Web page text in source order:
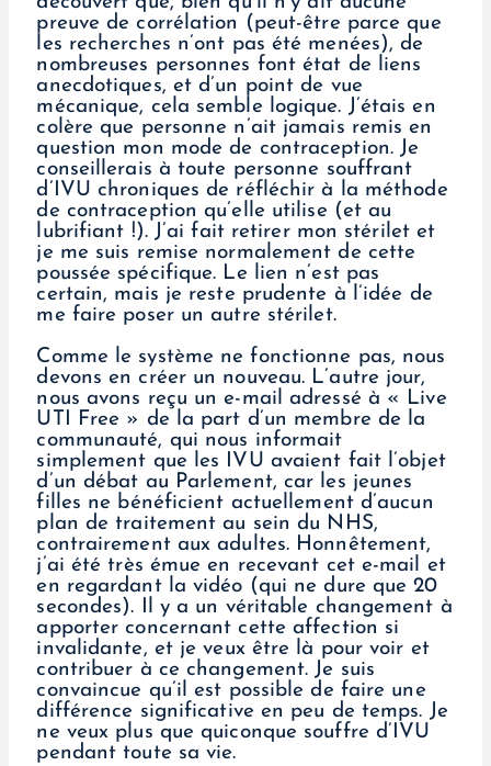
preuve de corrélation (peut-être parce que
les recherches n’ont pas été menées), de
nombreuses personnes font état de liens
anecdotiques, et d’un point de vue
mécanique, cela semble logique. J’étais en
colère que personne n’ait jamais remis en
question mon mode de contraception. Je
conseillerais à toute personne souffrant
d’IVU chroniques de réfléchir à la méthode
de contraception qu’elle utilise (et au
lubrifiant !). J’ai fait retirer mon stérilet et
je me suis remise normalement de cette
poussée spécifique. Le lien n’est pas
certain, mais je reste prudente à l’idée de
me faire poser un autre stérilet.
Comme le système ne fonctionne pas, nous
devons en créer un nouveau. L’autre jour,
nous avons reçu un e-mail adressé à « Live
UTI Free » de la part d’un membre de la
communauté, qui nous informait
simplement que les IVU avaient fait l’objet
d’un débat au Parlement, car les jeunes
filles ne bénéficient actuellement d’aucun
plan de traitement au sein du NHS,
contrairement aux adultes. Honnêtement,
j’ai été très émue en recevant cet e-mail et
en regardant la vidéo (qui ne dure que 20
secondes). Il y a un véritable changement à
apporter concernant cette affection si
invalidante, et je veux être là pour voir et
contribuer à ce changement. Je suis
convaincue qu’il est possible de faire une
différence significative en peu de temps. Je
ne veux plus que quiconque souffre d’IVU
pendant toute sa vie.